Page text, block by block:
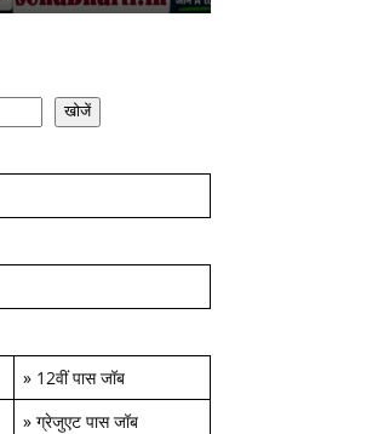
खोजें
» 12वीं पास जॉब
» ग्रेजुएट पास जॉब